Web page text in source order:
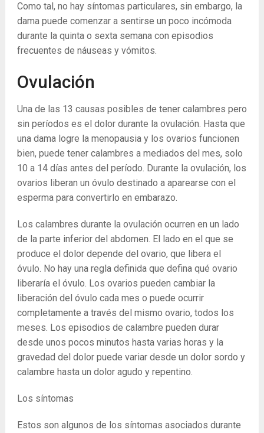
Como tal, no hay síntomas particulares, sin embargo, la
dama puede comenzar a sentirse un poco incómoda
durante la quinta o sexta semana con episodios
frecuentes de náuseas y vómitos.
Ovulación
Una de las 13 causas posibles de tener calambres pero
sin períodos es el dolor durante la ovulación. Hasta que
una dama logre la menopausia y los ovarios funcionen
bien, puede tener calambres a mediados del mes, solo
10 a 14 días antes del período. Durante la ovulación, los
ovarios liberan un óvulo destinado a aparearse con el
esperma para convertirlo en embarazo.
Los calambres durante la ovulación ocurren en un lado
de la parte inferior del abdomen. El lado en el que se
produce el dolor depende del ovario, que libera el
óvulo. No hay una regla definida que defina qué ovario
liberaría el óvulo. Los ovarios pueden cambiar la
liberación del óvulo cada mes o puede ocurrir
completamente a través del mismo ovario, todos los
meses. Los episodios de calambre pueden durar
desde unos pocos minutos hasta varias horas y la
gravedad del dolor puede variar desde un dolor sordo y
calambre hasta un dolor agudo y repentino.
Los síntomas
Estos son algunos de los síntomas asociados durante